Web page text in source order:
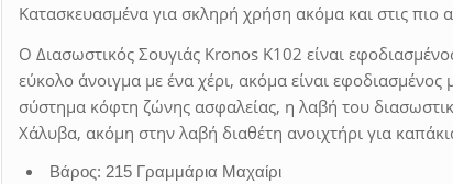
Κατασκευασμένα για σκληρή χρήση ακόμα και στις πιο
Ο Διασωστικός Σουγιάς Kronos K102 είναι
εύκολο άνοιγμα με ένα χέρι, ακόμα είναι
σύστημα κόφτη ζώνης ασφαλείας, η λαβή του
Χάλυβα, ακόμη στην λαβή διαθέτη ανοιχτήρι για
Βάρος: 215 Γραμμάρια Μαχαίρι